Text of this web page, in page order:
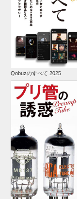
Qobuzのすべて 2025